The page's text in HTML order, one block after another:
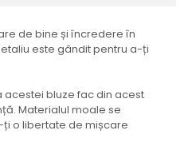
de bine și încredere în
este gândit pentru a-ți
bluze fac din acest
Materialul moale se
o libertate de mișcare